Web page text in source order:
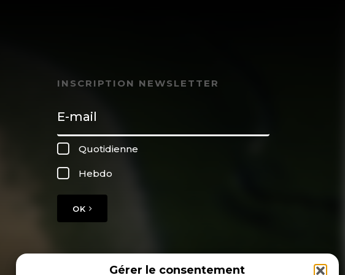
Gérer le consentement
INSCRIPTION NEWSLETTER
Quotidienne
Hebdo
OK